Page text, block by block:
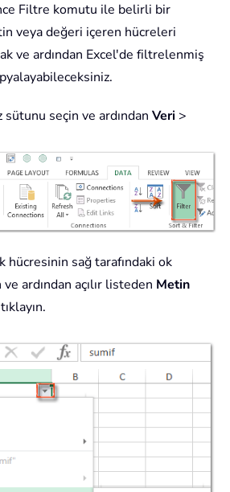
Filtre komutu ile belirli bir
veya değeri içeren hücreleri
ve ardından Excel'de filtrelenmiş
seçin ve ardından Veri >
hücresinin sağ tarafındaki ok
ardından açılır listeden Metin